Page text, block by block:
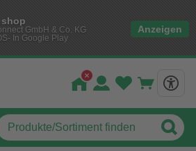
GmbH & Co. KG
In Google Play
Anzeigen